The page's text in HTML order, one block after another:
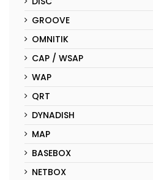
GROOVE
OMNITIK
CAP / WSAP
WAP
QRT
DYNADISH
MAP
BASEBOX
NETBOX